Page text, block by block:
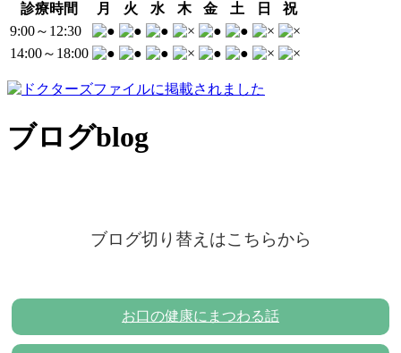
診療時間 月 火 水 木 金 土 日
祝
9:00～12:30
14:00～18:00
ブログblog
ブログ切り替えはこちらから
お口の健康にまつわる話